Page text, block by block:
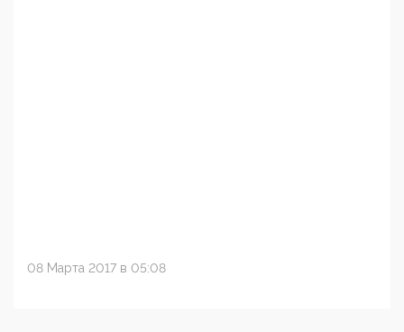
08 Марта 2017 в 05:08